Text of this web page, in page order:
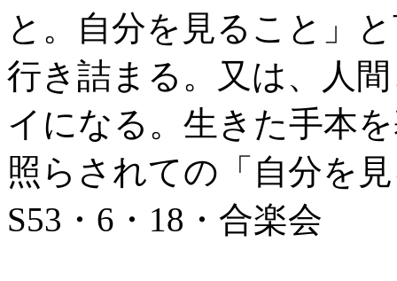
と。自分を見ること」
行き詰まる。又は、人
イになる。生きた手本
照らされての「自分を
S53・6・18・合楽会